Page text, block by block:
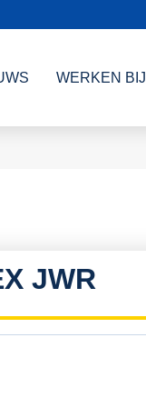
WERKEN BIJ
JWR